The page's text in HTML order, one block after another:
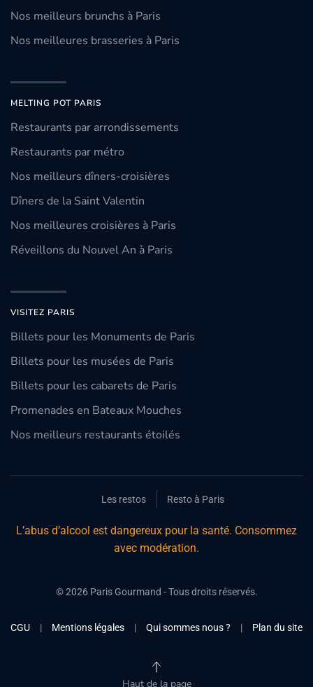
Nos meilleurs brunchs à Paris
Nos meilleures brasseries à Paris
MELTING POT PARIS
Restaurants par arrondissements
Restaurants par métro
Nos meilleurs dîners-croisières
Dîners de la Saint Valentin
Nos meilleures croisières à Paris
Réveillons du Nouvel An à Paris
VISITEZ PARIS
Billets pour les Monuments de Paris
Billets pour les musées de Paris
Billets pour les cabarets de Paris
Promenades en Bateaux Mouches
Nos meilleurs restaurants étoilés
Les restos Resto à Paris
L’abus d’alcool est dangereux pour la santé. Consommez
avec modération.
©2026Paris Gourmand - Tous droits réservés.
CGU | Mentions légales | Qui sommes nous ? | Plan du site
Haut de la page